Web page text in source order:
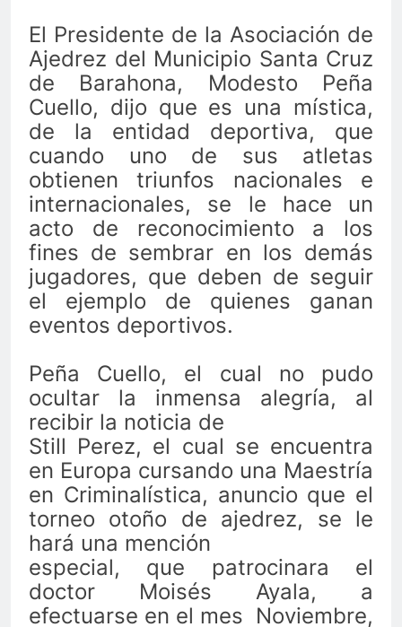
El Presidente de la Asociación de
Ajedrez del Municipio Santa Cruz
de Barahona, Modesto Peña
Cuello, dijo que es una mística,
de la entidad deportiva, que
cuando uno de sus atletas
obtienen triunfos nacionales e
internacionales, se le hace un
acto de reconocimiento a los
fines de sembrar en los demás
jugadores, que deben de seguir
el ejemplo de quienes ganan
eventos deportivos.
Peña Cuello, el cual no pudo
ocultar la inmensa alegría, al
recibir la noticia de
Still Perez, el cual se encuentra
en Europa cursando una Maestría
en Criminalística, anuncio que el
torneo otoño de ajedrez, se le
hará una mención
especial, que patrocinara el
doctor Moisés Ayala, a
efectuarse en el mes Noviembre,